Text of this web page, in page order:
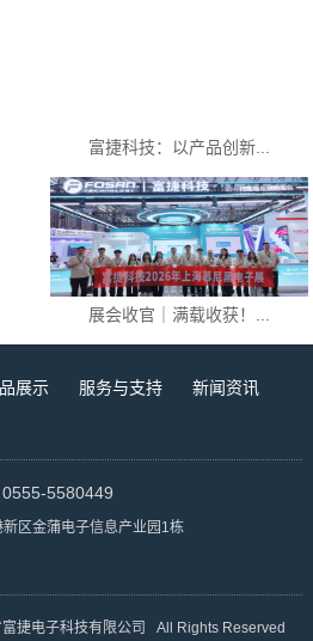
富捷科技：以产品创新...
展会收官｜满载收获！...
展示 服务与支持
新闻资讯
5580449
区金蒲电子信息产业园1栋
捷电子科技有限公司 All Rights Reserved